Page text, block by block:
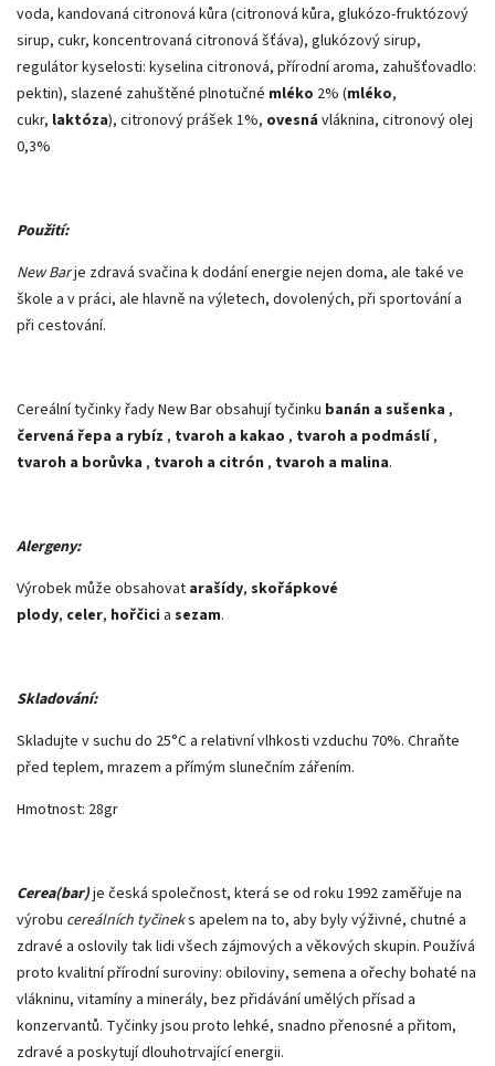
voda, kandovaná citronová kůra (citronová kůra, glukózo-fruktózový
sirup, cukr, koncentrovaná citronová šťáva), glukózový sirup,
regulátor kyselosti: kyselina citronová, přírodní aroma, zahušťovadlo:
pektin), slazené zahuštěné plnotučné mléko 2% (mléko,
cukr, laktóza), citronový prášek 1%, ovesná vláknina, citronový olej
0,3%
Použití:
New Barje zdravá svačina k dodání energie nejen doma, ale také ve
škole a v práci, ale hlavně na výletech, dovolených, při sportování a
při cestování.
Cereální tyčinky řady New Bar obsahují tyčinku banán a sušenka ,
červená řepa a rybíz , tvaroh a kakao , tvaroh a podmáslí,
tvaroh a borůvka , tvaroh a citrón , tvaroh a malina.
Alergeny:
Výrobek může obsahovat arašídy, skořápkové
plody, celer, hořčici a sezam.
Skladování:
Skladujte v suchu do 25°C a relativní vlhkosti vzduchu 70%. Chraňte
před teplem, mrazem a přímým slunečním zářením.
Hmotnost: 28gr
Cerea(bar)je česká společnost, která se od roku 1992 zaměřuje na
výrobu cereálních tyčineks apelem na to, aby byly výživné, chutné a
zdravé a oslovily tak lidi všech zájmových a věkových skupin. Používá
proto kvalitní přírodní suroviny: obiloviny, semena a ořechy bohaté na
vlákninu, vitamíny a minerály, bez přidávání umělých přísad a
konzervantů. Tyčinky jsou proto lehké, snadno přenosné a přitom,
zdravé a poskytují dlouhotrvající energii.